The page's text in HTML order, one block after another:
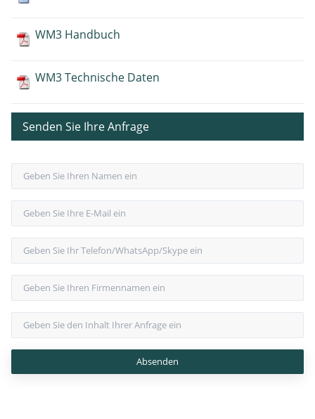
WM3 Handbuch
WM3 Technische Daten
Senden Sie Ihre Anfrage